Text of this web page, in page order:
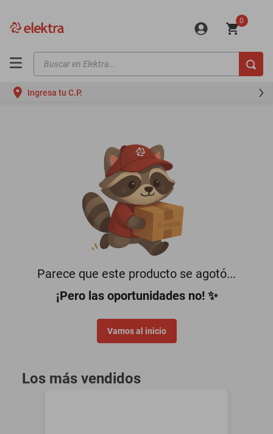
0
Buscar en Elektra...
Ingresa tu C.P.
Parece que este producto se agotó...
¡Pero las oportunidades no! ✨
Vamos al inicio
Los más vendidos
motos
motoneta
oppo